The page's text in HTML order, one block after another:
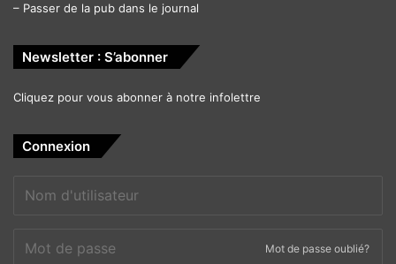
– Passer de la pub dans le journal
Newsletter : S’abonner
Cliquez pour vous abonner à notre infolettre
Connexion
Mot de passe oublié?